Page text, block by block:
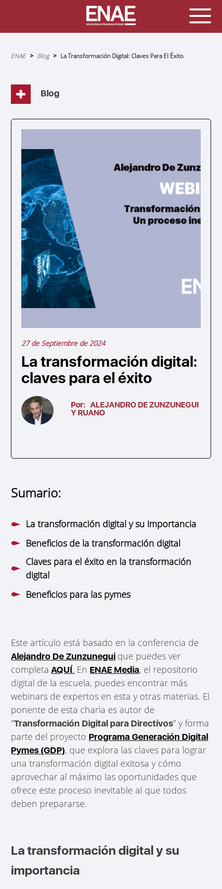
Sobrescribir
la
navegación
ENAE Blog La Transformación Digital: Claves Para El Éxito
Blog
27 de Septiembre de 2024
La transformación digital:
claves para el éxito
Por: ALEJANDRO DE ZUNZUNEGUI
Y RUANO
Sumario:
La transformación digital y su importancia
Beneficios de la transformación digital
Claves para el éxito en la transformación
digital
Beneficios para las pymes
Este artículo está basado en la conferencia de
Alejandro De Zunzunegui que puedes ver
completa AQUÍ. En ENAE Media, el repositorio
digital de la escuela, puedes encontrar más
webinars de expertos en esta y otras materias. El
ponente de esta charla es autor de
''Transformación Digital para Directivos'' y forma
parte del proyecto Programa Generación Digital
Pymes (GDP), que explora las claves para lograr
una transformación digital exitosa y cómo
aprovechar al máximo las oportunidades que
ofrece este proceso inevitable al que todos
deben prepararse.
La transformación digital y su
importancia